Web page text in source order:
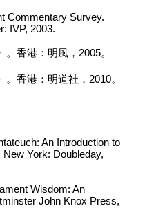
Commentary Survey.
IVP, 2003.
香港：明風，2005。
香港：明道社，2010。
An Introduction to
York: Doubleday,
Wisdom: An
John Knox Press,